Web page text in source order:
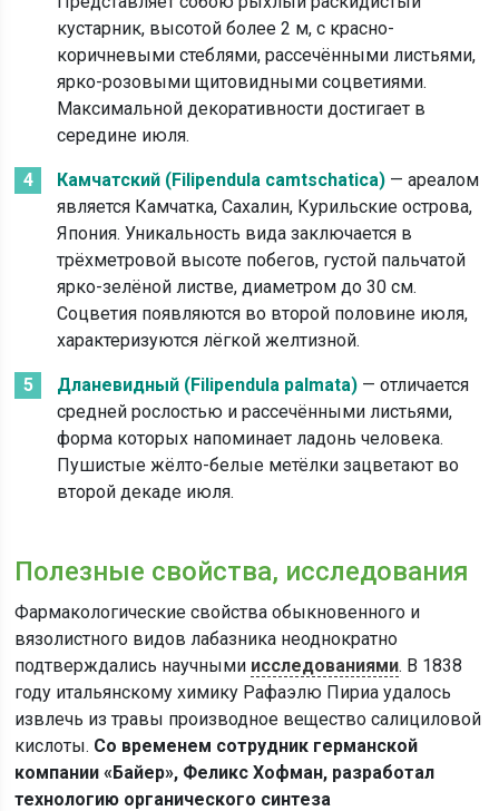
кустарник, высотой более 2 м, с красно-
коричневыми стеблями, рассечёнными листьями,
ярко-розовыми щитовидными соцветиями.
Максимальной декоративности достигает в
середине июля.
Камчатский (Filipendula camtschatica) — ареалом
является Камчатка, Сахалин, Курильские острова,
Япония. Уникальность вида заключается в
трёхметровой высоте побегов, густой пальчатой
ярко-зелёной листве, диаметром до 30 см.
Соцветия появляются во второй половине июля,
характеризуются лёгкой желтизной.
Дланевидный (Filipendula palmata) — отличается
средней рослостью и рассечёнными листьями,
форма которых напоминает ладонь человека.
Пушистые жёлто-белые метёлки зацветают во
второй декаде июля.
Полезные свойства, исследования
Фармакологические свойства обыкновенного и
вязолистного видов лабазника неоднократно
подтверждались научными исследованиями. В 1838
году итальянскому химику Рафаэлю Пириа удалось
извлечь из травы производное вещество салициловой
кислоты. Со временем сотрудник германской
компании «Байер», Феликс Хофман, разработал
технологию органического синтеза